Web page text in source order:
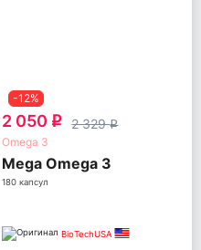
-12%
2 050 q 2 329q
Omega 3
Mega Omega 3
180 капсул
BioTechUSA